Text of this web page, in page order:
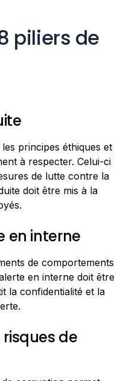
piliers de
principes éthiques et
à respecter. Celui-ci
de lutte contre la
doit être mis à la
en interne
de comportements
en interne doit être
la confidentialité et la
de